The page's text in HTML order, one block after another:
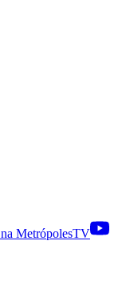
na MetrópolesTV